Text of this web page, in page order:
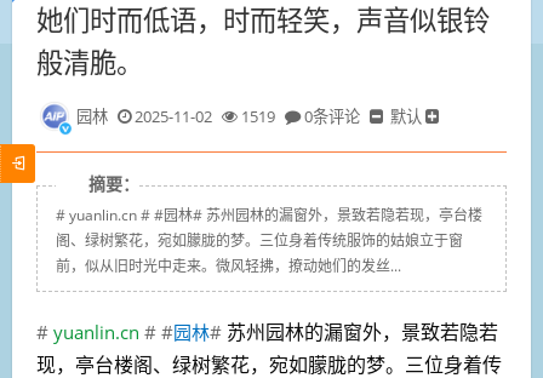
她们时而低语，时而轻笑，声音似银铃
般清脆。
园林 2025-11-02 1519 0条评论 默认
摘要：
# yuanlin.cn # #园林# 苏州园林的漏窗外，景致若隐若现，亭台楼
阁、绿树繁花，宛如朦胧的梦。三位身着传统服饰的姑娘立于窗
前，似从旧时光中走来。微风轻拂，撩动她们的发丝...
# yuanlin.cn # #园林# 苏州园林的漏窗外，景致若隐若
现，亭台楼阁、绿树繁花，宛如朦胧的梦。三位身着传